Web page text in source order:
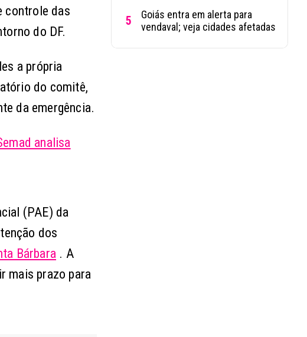
controle das
do DF.
a própria
do comitê,
da emergência.
analisa
(PAE) da
dos
Bárbara . A
mais prazo para
5
Goiás entra em alerta para
vendaval; veja cidades afetadas